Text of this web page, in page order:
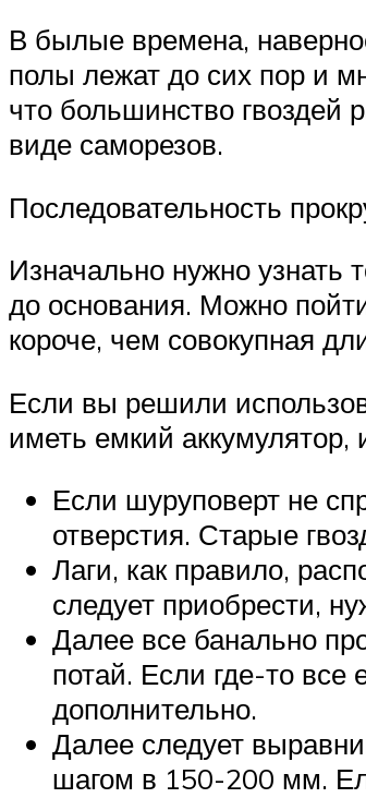
В былые времена,
полы лежат до сих пор и
что большинство гвоздей
виде саморезов.
Последовательность
Изначально нужно узнать
до основания. Можно
короче, чем совокупная
Если вы решили
иметь емкий аккумулятор,
Если шуруповерт не
отверстия. Старые
Лаги, как правило,
следует приобрести,
Далее все банально
потай. Если где-то
дополнительно.
Далее следует
шагом в 150-200 мм.